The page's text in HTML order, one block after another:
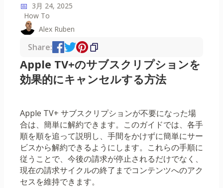
📅 3月 24, 2025
How To
Alex Ruben
Share:
Apple TV+のサブスクリプションを
効果的にキャンセルする方法
Apple TV+ サブスクリプションが不要になった場
合は、簡単に解約できます。このガイドでは、各手
順を順を追って説明し、手間をかけずに簡単にサー
ビスから解約できるようにします。これらの手順に
従うことで、今後の請求が停止されるだけでなく、
現在の請求サイクルの終了までコンテンツへのアク
セスを維持できます。